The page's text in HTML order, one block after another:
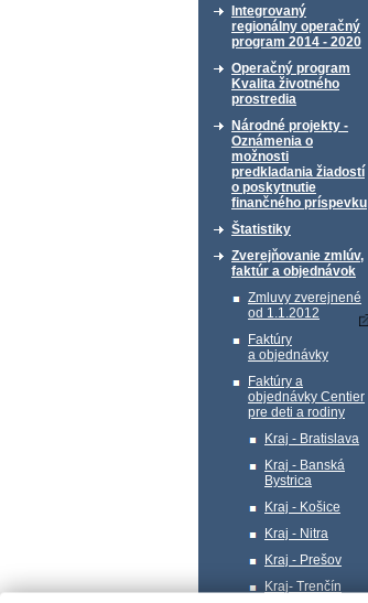
Integrovaný
regionálny operačný
program 2014 - 2020
Operačný program
Kvalita životného
prostredia
Národné projekty -
Oznámenia o
možnosti
predkladania žiadostí
o poskytnutie
finančného príspevku
Štatistiky
Zverejňovanie zmlúv,
faktúr a objednávok
Zmluvy zverejnené
od 1.1.2012
Faktúry
a objednávky
Faktúry a
objednávky Centier
pre deti a rodiny
Kraj - Bratislava
Kraj - Banská
Bystrica
Kraj - Košice
Kraj - Nitra
Kraj - Prešov
Kraj- Trenčín